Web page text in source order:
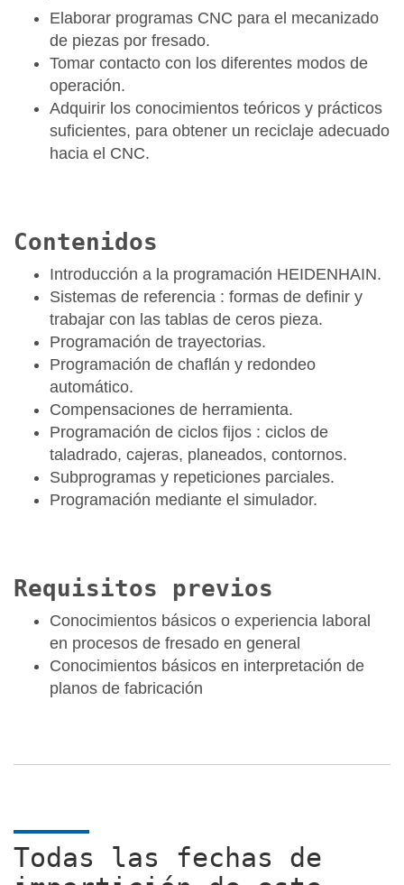
Elaborar programas CNC para el mecanizado
de piezas por fresado.
Tomar contacto con los diferentes modos de
operación.
Adquirir los conocimientos teóricos y prácticos
suficientes, para obtener un reciclaje adecuado
hacia el CNC.
Contenidos
Introducción a la programación HEIDENHAIN.
Sistemas de referencia : formas de definir y
trabajar con las tablas de ceros pieza.
Programación de trayectorias.
Programación de chaflán y redondeo
automático.
Compensaciones de herramienta.
Programación de ciclos fijos : ciclos de
taladrado, cajeras, planeados, contornos.
Subprogramas y repeticiones parciales.
Programación mediante el simulador.
Requisitos previos
Conocimientos básicos o experiencia laboral
en procesos de fresado en general
Conocimientos básicos en interpretación de
planos de fabricación
Todas las fechas de